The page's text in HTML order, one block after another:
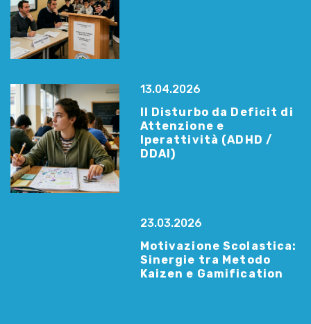
13.04.2026
Il Disturbo da Deficit di
Attenzione e
Iperattività (ADHD /
DDAI)
23.03.2026
Motivazione Scolastica:
Sinergie tra Metodo
Kaizen e Gamification